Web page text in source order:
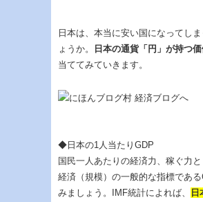
日本は、本当に安い国になってし
ょうか。
日本の通貨「円」が持つ
当ててみていきます。
◆日本の1人当たりGDP
国民一人あたりの経済力、稼ぐ力
経済（規模）の一般的な指標であ
みましょう。IMF統計によれば、
日